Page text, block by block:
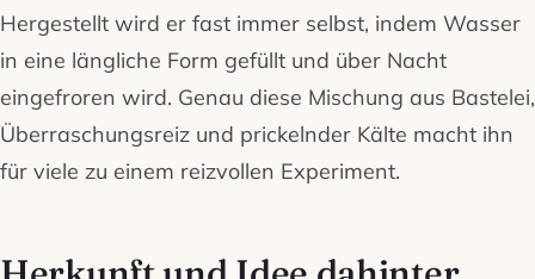
Hergestellt wird er fast immer selbst, indem Wasser
in eine längliche Form gefüllt und über Nacht
eingefroren wird. Genau diese Mischung aus Bastelei,
Überraschungsreiz und prickelnder Kälte macht ihn
für viele zu einem reizvollen Experiment.